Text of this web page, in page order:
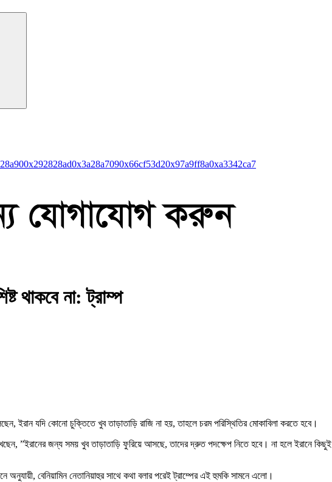
0x292828ad0x3a28a7090x66cf53d20x97a9ff8a0xa3342ca7
থাকবে না: ট্রাম্প
ইরান যদি কোনো চুক্তিতে খুব তাড়াতাড়ি রাজি না হয়, তাহলে চরম পরিস্থিতির মোকাবিলা করতে হবে।
”ইরানের জন্য সময় খুব তাড়াতাড়ি ফুরিয়ে আসছে, তাদের দ্রুত পদক্ষেপ নিতে হবে। না হলে ইরানে কিছুই
অনুযায়ী, বেনিয়ামিন নেতানিয়াহুর সাথে কথা বলার পরেই ট্রাম্পের এই হুমকি সামনে এলো।